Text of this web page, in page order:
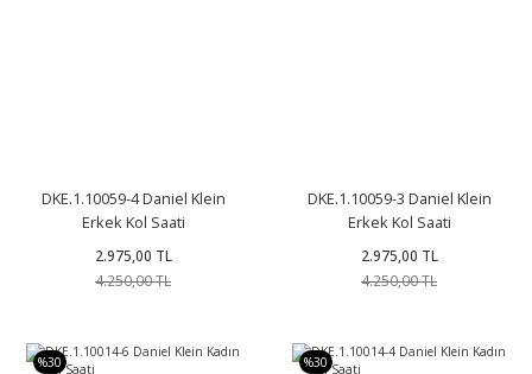
DKE.1.10059-4 Daniel Klein
Erkek Kol Saati
2.975,00 TL
4.250,00 TL
DKE.1.10059-3 Daniel Klein
Erkek Kol Saati
2.975,00 TL
4.250,00 TL
%30 %30